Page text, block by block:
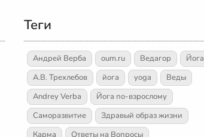
Теги
Андрей Верба oum.ru Ведагор
Йога
А.В. Трехлебов
йога yoga
Веды
Andrey Verba
Йога по-взрослому
Саморазвитие
Здравый образ жизни
Карма
Ответы на Вопросы